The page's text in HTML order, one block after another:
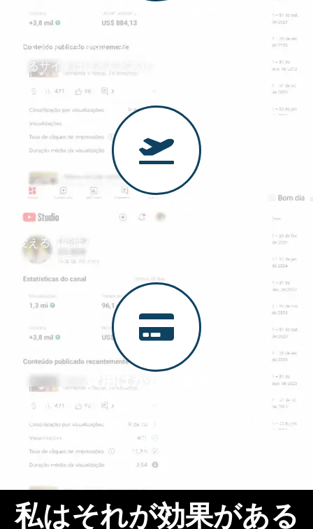
$$$ プラットフォーム
イトがありますが、あなたにチャンスと機会を与えてく
れるサイトはほとんどありません。ここでは、勝つため
ウェブで飛び立とう
あなたが取り組み始めるプロジェクトはあなたの人生を
変える可能性があるので、落ち着いて学び、応用し、実
行すれば、すぐに結果が得られます。
99.9%のインターネットメソッドとは異なり、ここでは
インターネットでお金を使う方法を学ぶことはありませ
ん。知識以外の投資は一切必要なく、その逆のことを学
ぶことができます。
私はそれが効果がある